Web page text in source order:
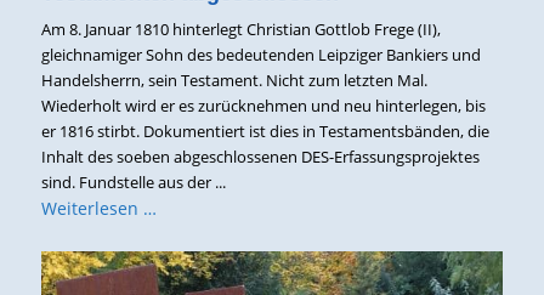
Am 8. Januar 1810 hinterlegt Christian Gottlob Frege (II),
gleichnamiger Sohn des bedeutenden Leipziger Bankiers und
Handelsherrn, sein Testament. Nicht zum letzten Mal.
Wiederholt wird er es zurücknehmen und neu hinterlegen, bis
er 1816 stirbt. Dokumentiert ist dies in Testamentsbänden, die
Inhalt des soeben abgeschlossenen DES-Erfassungsprojektes
sind. Fundstelle aus der ...
Weiterlesen …